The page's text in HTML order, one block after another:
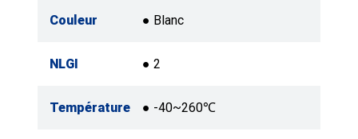
Couleur ● Blanc
NLGI ● 2
Température ● -40~260℃